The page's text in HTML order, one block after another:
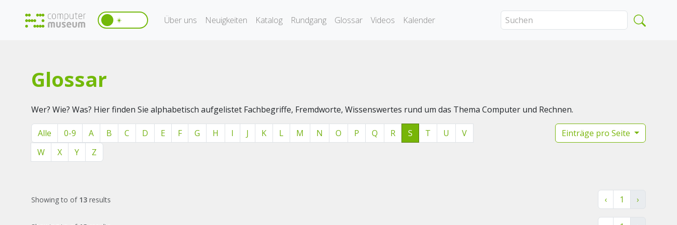
☀️ Über uns Neuigkeiten Katalog Rundgang Glossar Videos Kalender
Glossar
Wer? Wie? Was? Hier finden Sie alphabetisch aufgelistet Fachbegriffe, Fremdworte, Wissenswertes rund um das Thema Computer und Rechnen.
Alle 0-9 A B C D E F G H I J K L M N O P Q R S T U
V
W
X Y Z
Einträge pro Seite
Showingto of 13 results ‹ 1 ›